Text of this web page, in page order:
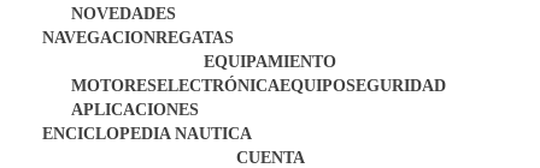
NOVEDADES
NAVEGACIONREGATAS
EQUIPAMIENTO
MOTORESELECTRÓNICAEQUIPOSEGURIDAD
APLICACIONES
ENCICLOPEDIA NAUTICA
CUENTA